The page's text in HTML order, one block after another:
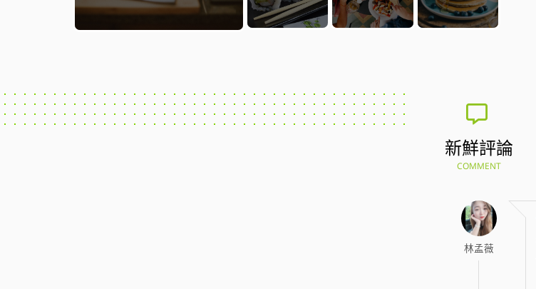
新鮮評論
COMMENT
林孟薇